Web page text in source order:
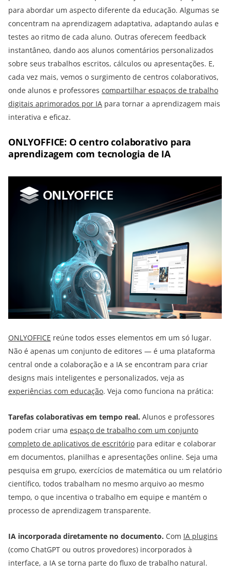
para abordar um aspecto diferente da educação. Algumas se
concentram na aprendizagem adaptativa, adaptando aulas e
testes ao ritmo de cada aluno. Outras oferecem feedback
instantâneo, dando aos alunos comentários personalizados
sobre seus trabalhos escritos, cálculos ou apresentações. E,
cada vez mais, vemos o surgimento de centros colaborativos,
onde alunos e professores compartilhar espaços de trabalho
digitais aprimorados por IA para tornar a aprendizagem mais
interativa e eficaz.
ONLYOFFICE: O centro colaborativo para
aprendizagem com tecnologia de IA
ONLYOFFICE reúne todos esses elementos em um só lugar.
Não é apenas um conjunto de editores — é uma plataforma
central onde a colaboração e a IA se encontram para criar
designs mais inteligentes e personalizados, veja as
experiências com educação. Veja como funciona na prática:
Tarefas colaborativas em tempo real. Alunos e professores
podem criar uma espaço de trabalho com um conjunto
completo de aplicativos de escritório para editar e colaborar
em documentos, planilhas e apresentações online. Seja uma
pesquisa em grupo, exercícios de matemática ou um relatório
científico, todos trabalham no mesmo arquivo ao mesmo
tempo, o que incentiva o trabalho em equipe e mantém o
processo de aprendizagem transparente.
IA incorporada diretamente no documento. Com IA plugins
(como ChatGPT ou outros provedores) incorporados à
interface, a IA se torna parte do fluxo de trabalho natural.